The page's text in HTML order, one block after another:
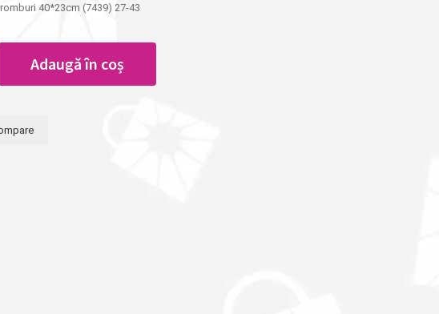
40*23cm (7439) 27-43
Adaugă în coș